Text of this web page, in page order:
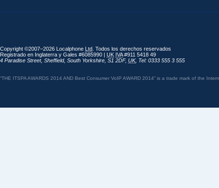
Copyright ©2007–2026 Localphone Ltd . Todos los derechos reservados
Registrado en Inglaterra y Gales #6085990 | UK IVA#911 5418 49
4 Paradise Street, Sheffield, South Yorkshire S1 2DF, UK, Tel: 0333 555 3 555
“THE ITSPA AWARDS 2014 AND Best Consumer VoIP AWARD 2014” is a trade mark of the